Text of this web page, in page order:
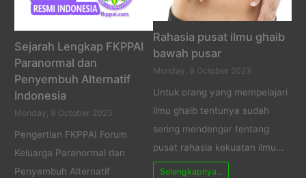
Sejarah Lengkap FKPPAI
Paranormal dan
Penyembuh Alternatif
Indonesia
Monday, 9 October 2023
Pengertian FKPPAI Forum
Keluarga Paranormal dan
Penyembuh Alternatif
Rahasia pusat ilmu ghaib
bawah pusar
Monday, 9 October 2023
Untuk orang yang mempelajari
ilmu ghaib tentunya sudah
sering mendengar tentang
pusat rahasia kekuatan ilmu…
Selengkapnya...